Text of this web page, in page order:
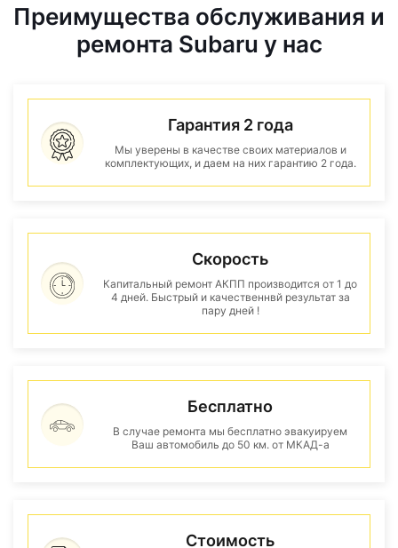
Преимущества обслуживания и
ремонта Subaru у нас
Гарантия 2 года
Мы уверены в качестве своих материалов и
комплектующих, и даем на них гарантию 2 года.
Скорость
Капитальный ремонт АКПП производится от 1 до
4 дней. Быстрый и качественнвй результат за
пару дней !
Бесплатно
В случае ремонта мы бесплатно эвакуируем
Ваш автомобиль до 50 км. от МКАД-а
Стоимость